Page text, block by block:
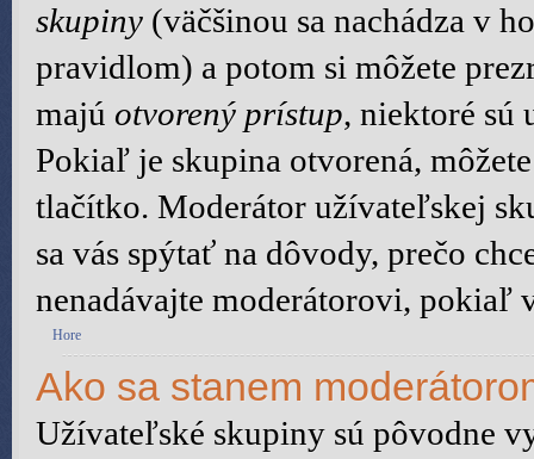
skupiny (väčšinou sa nachádza v
pravidlom) a potom si môžete
majú otvorený prístup, niektoré sú
Pokiaľ je skupina otvorená,
tlačítko. Moderátor užívateľskej
sa vás spýtať na dôvody, prečo
nenadávajte moderátorovi, pokiaľ
Hore
Ako sa stanem
Užívateľské skupiny sú pôvodne